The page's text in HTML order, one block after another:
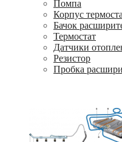
Помпа
Корпус
Бачок
Термостат
Датчики
Резистор
Пробка